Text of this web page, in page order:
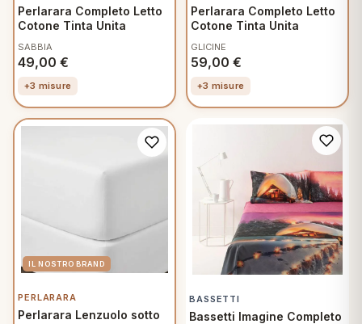
Perlarara Completo Letto
Cotone Tinta Unita
SABBIA
49,00 €
+3 misure
Perlarara Completo Letto
Cotone Tinta Unita
GLICINE
59,00 €
+3 misure
PERLARARA
Perlarara Lenzuolo sotto
BASSETTI
Bassetti Imagine Completo